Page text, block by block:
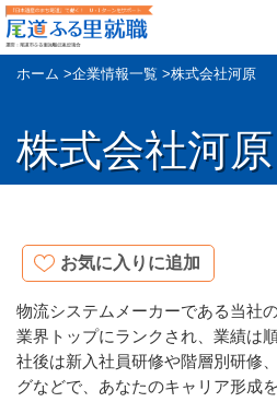
ホーム >企業情報一覧 >株式会社河原
株式会社河原
お気に入りに追加
物流システムメーカーである当社
業界トップにランクされ、業績は
社後は新入社員研修や階層別研修
グなどで、あなたのキャリア形成